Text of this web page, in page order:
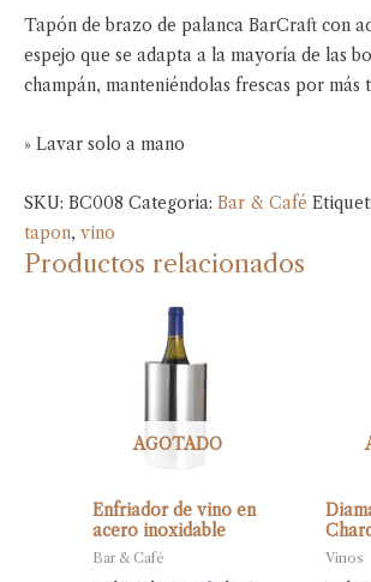
Tapón de brazo de palanca BarCraft con
espejo que se adapta a la mayoría de las
champán, manteniéndolas frescas por más
» Lavar solo a mano
SKU: BC008 Categoría: Bar & Café
tapon, vino
Productos relacionados
AGOTADO
Enfriador de vino en
acero inoxidable
Bar & Café Vinos